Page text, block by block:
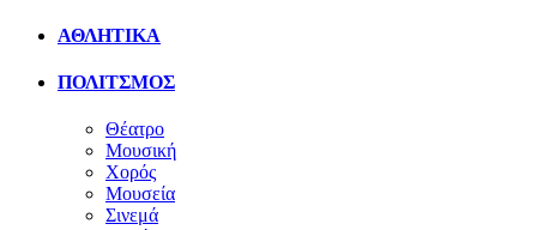
ΑΘΛΗΤΙΚΑ
ΠΟΛΙΤΣΜΟΣ
Θέατρο
Μουσική
Χορός
Μουσεία
Σινεμά